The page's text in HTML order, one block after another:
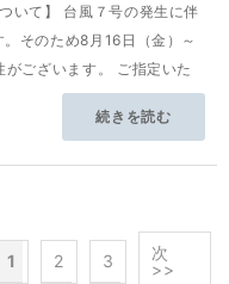
いて】 台風７号の発生に伴
そのため8月16日（金）～
ございます。 ご指定いた
続きを読む
1 2 3
次
>>